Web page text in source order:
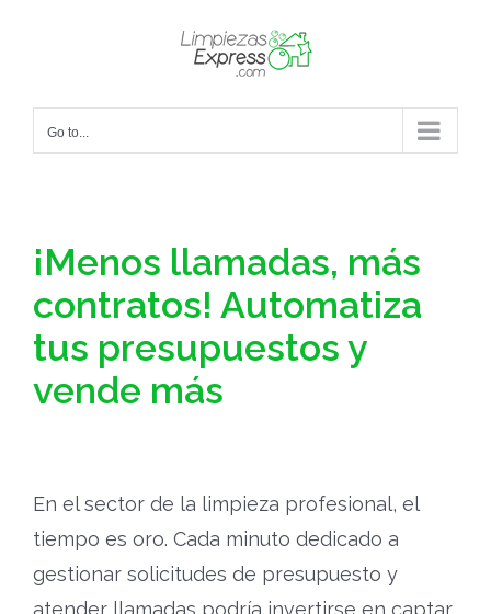
Go to...
¡Menos llamadas, más
contratos! Automatiza
tus presupuestos y
vende más
En el sector de la limpieza profesional, el
tiempo es oro. Cada minuto dedicado a
gestionar solicitudes de presupuesto y
atender llamadas podría invertirse en captar